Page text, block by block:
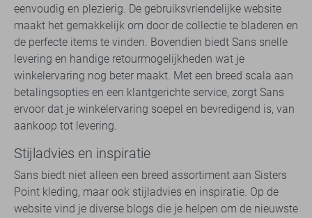
eenvoudig en plezierig. De gebruiksvriendelijke website
maakt het gemakkelijk om door de collectie te bladeren en
de perfecte items te vinden. Bovendien biedt Sans snelle
levering en handige retourmogelijkheden wat je
winkelervaring nog beter maakt. Met een breed scala aan
betalingsopties en een klantgerichte service, zorgt Sans
ervoor dat je winkelervaring soepel en bevredigend is, van
aankoop tot levering.
Stijladvies en inspiratie
Sans biedt niet alleen een breed assortiment aan Sisters
Point kleding, maar ook stijladvies en inspiratie. Op de
website vind je diverse blogs die je helpen om de nieuwste